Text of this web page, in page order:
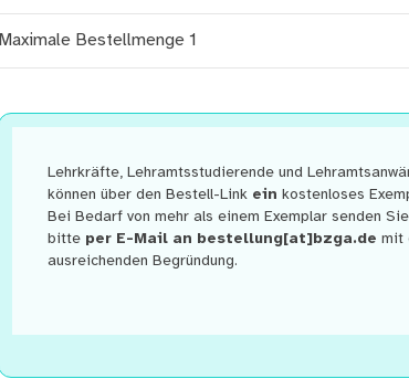
Maximale Bestellmenge 1
Lehrkräfte, Lehramtsstudierende und
können über den Bestell-Link ein kostenloses
Bei Bedarf von mehr als einem Exemplar senden
bitte per E-Mail an bestellung[at]bzga.de mit
ausreichenden Begründung.